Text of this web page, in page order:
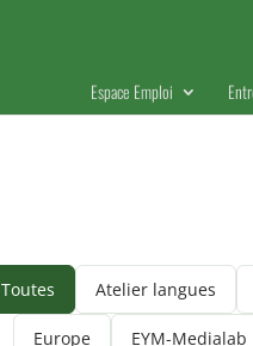
Espace Emploi
Toutes Atelier langues
Europe EYM-Medialab